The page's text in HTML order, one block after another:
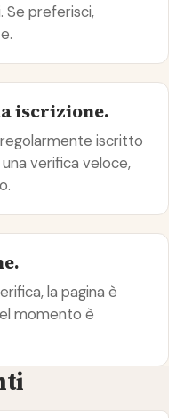
Se preferisci,
iscrizione.
iscritto
una verifica veloce,
la pagina è
momento è